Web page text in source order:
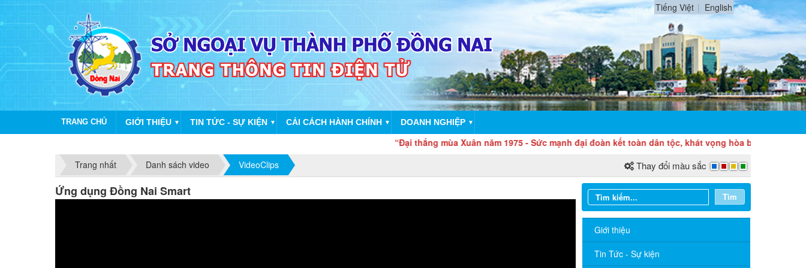
Tiếng Việt English
TRANG CHỦ GIỚI THIỆU ▼ TIN TỨC - SỰ KIỆN ▼ CẢI CÁCH HÀNH CHÍNH ▼ DOANH NGHIỆP ▼
“Đại thắng mùa Xuân năm 1975 - Sức mạnh đại đoàn kết toàn dân tộc, khát vọng hòa bình, độc lập dân
Trang nhất
Danh sách video VideoClips Thay đổi màu sắc
Ứng dụng Đồng Nai Smart Tìm
Giới thiệu
Tin Tức - Sự kiện
Sở Ngoại vụ thông báo tuyển dụng
năm 2026